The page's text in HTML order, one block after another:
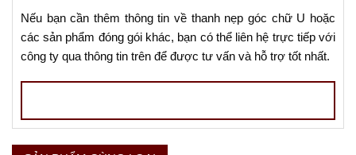
Nếu bạn cần thêm thông tin về thanh nẹp góc chữ U hoặc
các sản phẩm đóng gói khác, bạn có thể liên hệ trực tiếp với
công ty qua thông tin trên để được tư vấn và hỗ trợ tốt nhất.